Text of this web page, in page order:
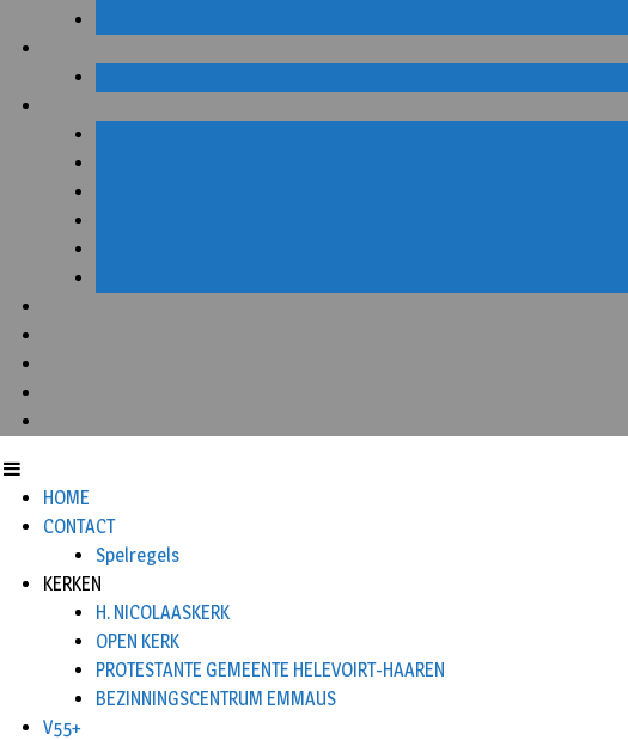
HOME
CONTACT
Spelregels
KERKEN
H. NICOLAASKERK
OPEN KERK
PROTESTANTE GEMEENTE HELEVOIRT-HAAREN
BEZINNINGSCENTRUM EMMAUS
V55+